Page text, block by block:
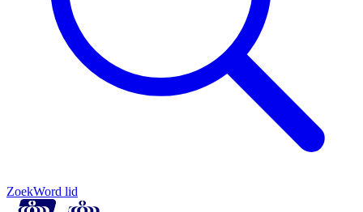
ZoekWord lid